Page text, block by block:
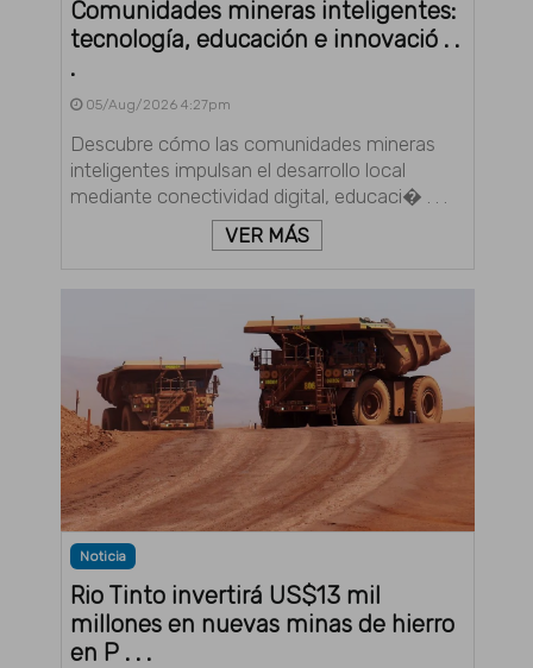
Comunidades mineras inteligentes:
tecnología, educación e innovació . .
.
05/Aug/2026 4:27pm
Descubre cómo las comunidades mineras
inteligentes impulsan el desarrollo local
mediante conectividad digital, educaci� . . .
VER MÁS
Noticia
Rio Tinto invertirá US$13 mil
millones en nuevas minas de hierro
en P . . .